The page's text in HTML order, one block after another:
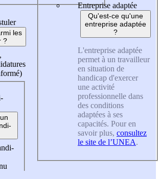
les
?
Entreprise adaptée
Qu'est-ce qu'une
entreprise adaptée
?
L'entreprise adaptée
permet à un travailleur
en situation de
handicap d'exercer
une activité
professionnelle dans
des conditions
adaptées à ses
capacités. Pour en
savoir plus, consultez
le site de l’UNEA.